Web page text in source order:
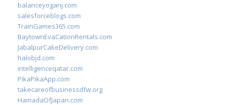
balanceyoganj.com
salesforceblogs.com
TrainGames365.com
BaytownEvaCationRentals.com
JabalpurCakeDelivery.com
halobjd.com
intelligenceqatar.com
PikaPikaApp.com
takecareofbusinessdfw.org
HamadaOfJapan.com